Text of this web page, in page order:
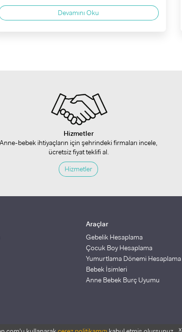
x
Devamını Oku
Hizmetler
Anne-bebek ihtiyaçların için şehrindeki firmaları incele,
ücretsiz fiyat teklifi al.
Hizmetler
Araçlar
Gebelik Hesaplama
Çocuk Boy Hesaplama
Yumurtlama Dönemi Hesaplama
Bebek İsimleri
Anne Bebek Burç Uyumu